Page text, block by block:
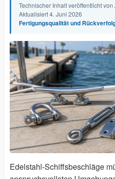
Technischer Inhalt veröffentlicht von
Aktualisiert 4. Juni 2026
Fertigungsqualität und
Edelstahl-Schiffsbeschläge